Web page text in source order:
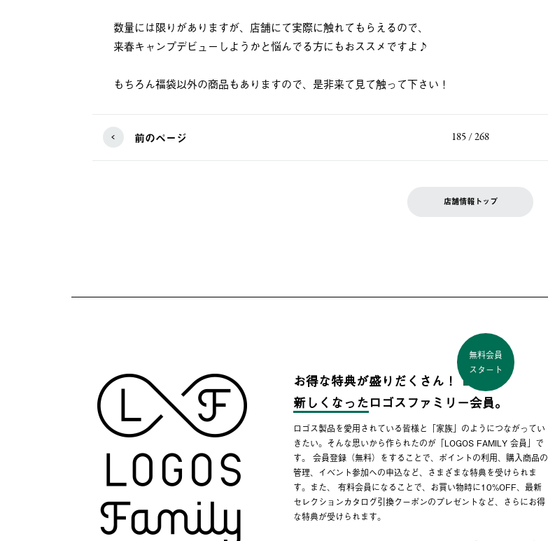
数量には限りがありますが、店舗にて実際に触れてもらえるので、
来春キャンプデビューしようかと悩んでる方にもおススメですよ♪
もちろん福袋以外の商品もありますので、是非来て見て触って下さい！
前のページ 185 / 268
店舗情報トップ
お得な特典が盛りだくさん！
無料会員
スタート
新しくなったロゴスファミリー会員。
ロゴス製品を愛用されている皆様と「家族」のようにつながってい
きたい。そんな思いから作られたのが「LOGOS FAMILY 会員」で
す。 会員登録（無料）をすることで、ポイントの利用、購入商品の
管理、イベント参加への申込など、さまざまな特典を受けられま
す。また、 有料会員になることで、お買い物時に10%OFF、最新
セレクションカタログ引換クーポンのプレゼントなど、さらにお得
な特典が受けられます。